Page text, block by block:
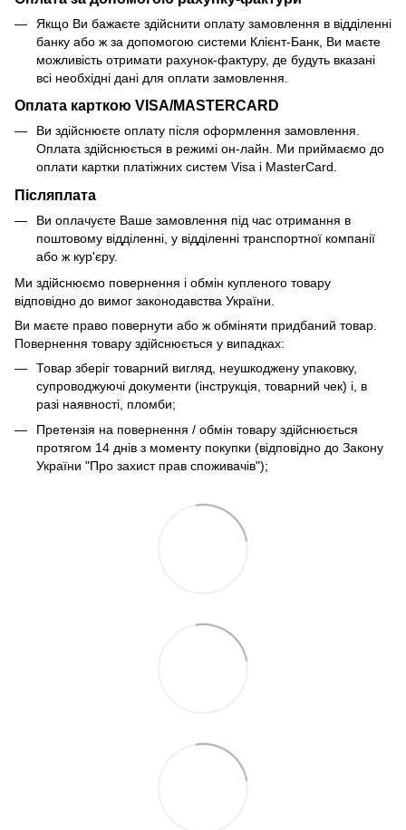
Якщо Ви бажаєте здійснити оплату замовлення в відділенні
банку або ж за допомогою системи Клієнт-Банк, Ви маєте
можливість отримати рахунок-фактуру, де будуть вказані
всі необхідні дані для оплати замовлення.
Оплата карткою VISA/MASTERCARD
Ви здійснюєте оплату після оформлення замовлення.
Оплата здійснюється в режимі он-лайн. Ми приймаємо до
оплати картки платіжних систем Visa і MasterCard.
Післяплата
Ви оплачуєте Ваше замовлення під час отримання в
поштовому відділенні, у відділенні транспортної компанії
або ж кур'єру.
Ми здійснюємо повернення і обмін купленого товару
відповідно до вимог законодавства України.
Ви маєте право повернути або ж обміняти придбаний товар.
Повернення товару здійснюється у випадках:
Товар зберіг товарний вигляд, неушкоджену упаковку,
супроводжуючі документи (інструкція, товарний чек) і, в
разі наявності, пломби;
Претензія на повернення / обмін товару здійснюється
протягом 14 днів з моменту покупки (відповідно до Закону
України "Про захист прав споживачів");